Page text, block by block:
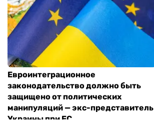
Евроинтеграционное
законодательство должно быть
защищено от политических
манипуляций — экс-представитель
Украины при ЕС